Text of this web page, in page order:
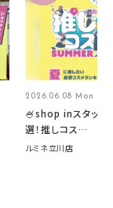
2026.06.08 Mon
🍧shop inスタッフ
選！推しコス
summer2026開催
ルミネ立川店